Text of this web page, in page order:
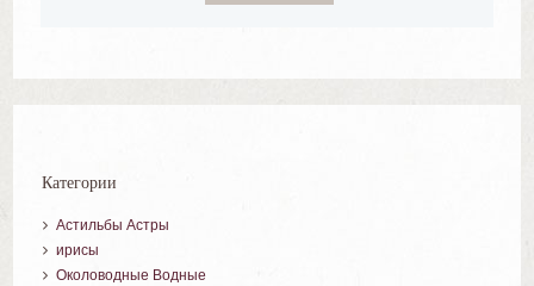
Категории
Астильбы Астры
ирисы
Околоводные Водные